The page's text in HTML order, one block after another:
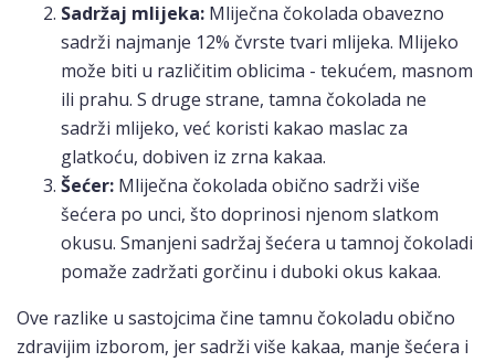
Sadržaj mlijeka: Mliječna čokolada obavezno
sadrži najmanje 12% čvrste tvari mlijeka. Mlijeko
može biti u različitim oblicima - tekućem, masnom
ili prahu. S druge strane, tamna čokolada ne
sadrži mlijeko, već koristi kakao maslac za
glatkoću, dobiven iz zrna kakaa.
Šećer: Mliječna čokolada obično sadrži više
šećera po unci, što doprinosi njenom slatkom
okusu. Smanjeni sadržaj šećera u tamnoj čokoladi
pomaže zadržati gorčinu i duboki okus kakaa.
Ove razlike u sastojcima čine tamnu čokoladu obično
zdravijim izborom, jer sadrži više kakaa, manje šećera i